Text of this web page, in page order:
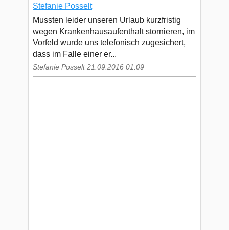
Stefanie Posselt
Mussten leider unseren Urlaub kurzfristig
wegen Krankenhausaufenthalt stornieren, im
Vorfeld wurde uns telefonisch zugesichert,
dass im Falle einer er...
Stefanie Posselt 21.09.2016 01:09